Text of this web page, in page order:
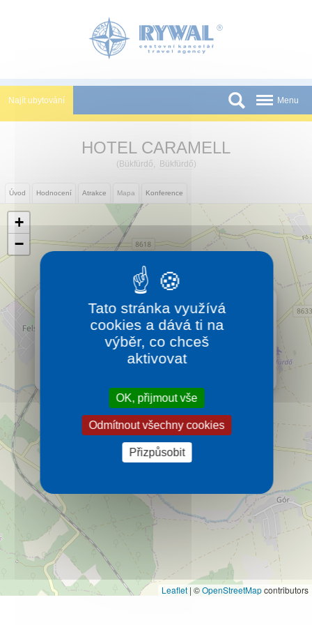
Najít ubytování
Partneři
Tištěné katalogy
Kontakt
Menu
HOTEL CARAMELL
( Bükfürdő, Bükfürdő)
Úvod Hodnocení Atrakce Mapa Konference
HOTEL CARAMELL
Hotel Caramell Premium Resort s neomezeným
vstupem do vnitřního a venkovního wellness centra
na ploše 2 000 m2 se nachází v klidném prostředí
cca 600 m od termálních lázní BÜKFÜRDŐ.
+
−
Leaflet | ©OpenStreetMapcontributors
Tato stránka využívá
cookies a dává ti na
výběr, co chceš
aktivovat
OK, přijmout vše
Odmítnout všechny cookies
Přizpůsobit